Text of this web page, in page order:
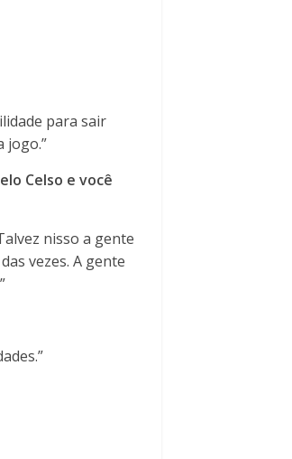
para sair
jogo.”
Celso e você
nisso a gente
vezes. A gente